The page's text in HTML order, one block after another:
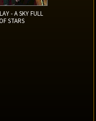
- A SKY FULL
STARS